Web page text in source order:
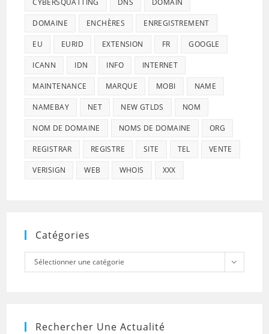
CYBERSQUATTING DNS DOMAIN
DOMAINE ENCHÈRES ENREGISTREMENT
EU EURID EXTENSION FR GOOGLE
ICANN IDN INFO INTERNET
MAINTENANCE MARQUE MOBI NAME
NAMEBAY NET NEW GTLDS NOM
NOM DE DOMAINE NOMS DE DOMAINE ORG
REGISTRAR REGISTRE SITE TEL VENTE
VERISIGN WEB WHOIS XXX
Catégories
Catégories
Sélectionner une catégorie
Rechercher Une Actualité